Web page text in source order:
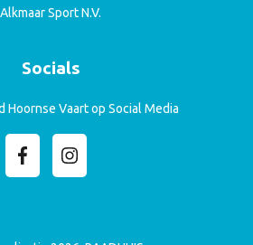
Alkmaar Sport N.V.
Socials
Hoornse Vaart op Social Media